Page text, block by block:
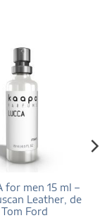
for men 15 ml –
Leather, de
Tom Ford